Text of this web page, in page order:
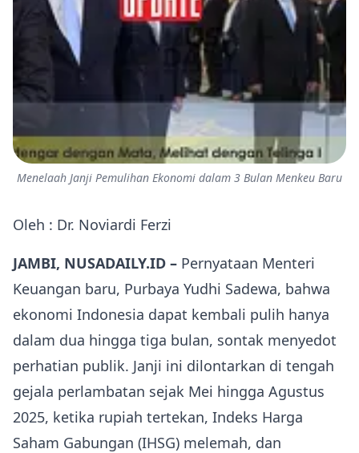
Menelaah Janji Pemulihan Ekonomi dalam 3 Bulan Menkeu Baru
Oleh : Dr. Noviardi Ferzi
JAMBI, NUSADAILY.ID – Pernyataan Menteri
Keuangan baru, Purbaya Yudhi Sadewa, bahwa
ekonomi Indonesia dapat kembali pulih hanya
dalam dua hingga tiga bulan, sontak menyedot
perhatian publik. Janji ini dilontarkan di tengah
gejala perlambatan sejak Mei hingga Agustus
2025, ketika rupiah tertekan, Indeks Harga
Saham Gabungan (IHSG) melemah, dan